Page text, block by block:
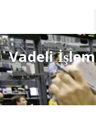
Vadeli İşlem